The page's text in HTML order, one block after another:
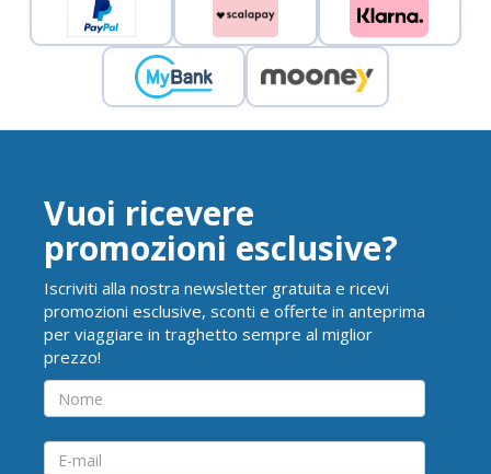
Vuoi ricevere
promozioni esclusive?
Iscriviti alla nostra newsletter gratuita e ricevi
promozioni esclusive, sconti e offerte in anteprima
per viaggiare in traghetto sempre al miglior
prezzo!